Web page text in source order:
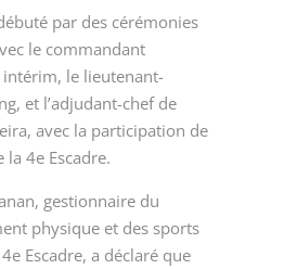
par des cérémonies
le commandant
intérim, le lieutenant-
et l’adjudant-chef de
avec la participation de
4e Escadre.
gestionnaire du
physique et des sports
Escadre, a déclaré que